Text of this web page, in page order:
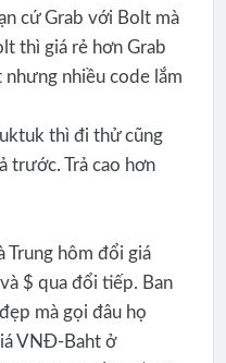
cứ Grab với Bolt mà
thì giá rẻ hơn Grab
nhiều code lắm
thì đi thử cũng
trước. Trả cao hơn
hôm đổi giá
$ qua đổi tiếp. Ban
mà gọi đâu họ
VNĐ-Baht ở